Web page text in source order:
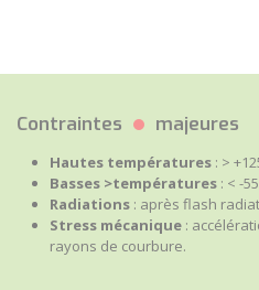
Contraintes majeures
Hautes températures : >
Basses >températures : < -
Radiations : après flash
Stress mécanique :
rayons de courbure.